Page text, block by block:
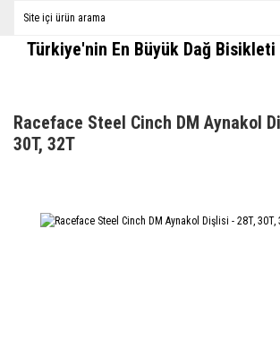
Türkiye'nin En Büyük Dağ Bisikleti
Raceface Steel Cinch DM Aynakol
30T, 32T